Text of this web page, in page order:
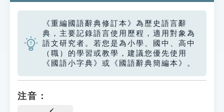
《重編國語辭典修訂本》為歷史語言辭
典，主要記錄語言使用歷程，適用對象為
語文研究者。若您是為小學、國中、高中
（職）的學習或教學，建議您優先使用
《國語小字典》或《國語辭典簡編本》。
注音：